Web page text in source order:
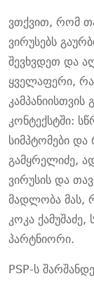
ვთქვით, რომ
ვირუსებს
შევხვდეთ და
ყველაფერი,
კონტექსტში:
სიმპტომები და
გამყრელიძე,
ვირუსის და
მადლობა მას,
კოკა
პარტნიორი.
PSP-ს